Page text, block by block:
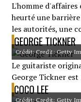
L'homme
heurté une
les autorités, une
GEORGE TICKNER
Crédit: Credit: Getty
Le guitariste
George Tickner
COCO LEE
Crédit: Credit: Getty